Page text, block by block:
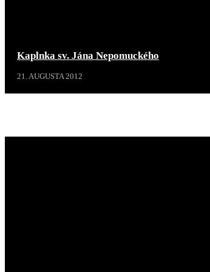
Kaplnka sv. Jána Nepomuckého
21. AUGUSTA 2012